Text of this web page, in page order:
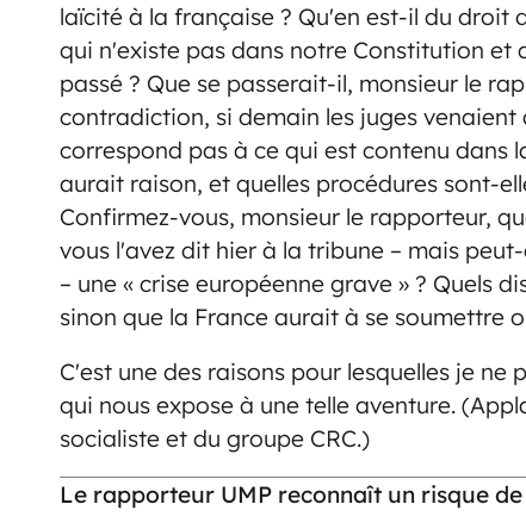
laïcité à la française ? Qu'en est-il du droit
qui n'existe pas dans notre Constitution et
passé ? Que se passerait-il, monsieur le
contradiction, si demain les juges
correspond pas à ce qui est contenu dans
aurait raison, et quelles procédures sont-
Confirmez-vous, monsieur le rapporteur,
vous l'avez dit hier à la tribune – mais
– une « crise européenne grave » ? Quels
sinon que la France aurait à se soumettre
C'est une des raisons pour lesquelles je
qui nous expose à une telle aventure.
socialiste et du groupe CRC.)
Le rapporteur UMP reconnaît un risque de